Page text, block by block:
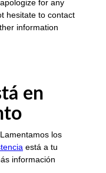
for any
hesitate to contact
information
en
los
está a tu
información